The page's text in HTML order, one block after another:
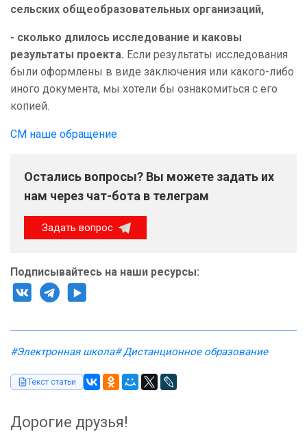
сельских общеобразовательных организаций,
- сколько длилось исследование и каковы
результаты проекта. Если результаты исследования
были оформлены в виде заключения или какого-либо
иного документа, мы хотели бы ознакомиться с его
копией.
СМ наше обращение
Остались вопросы? Вы можете задать их
нам через чат-бота в телеграм
Задать вопрос
Подписывайтесь на наши ресурсы:
#Электронная школа# Дистанционное образование
Текст статьи
Дорогие друзья!